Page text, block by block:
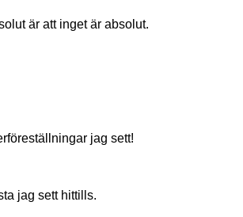
är att inget är absolut.
jag sett!
jag sett hittills.